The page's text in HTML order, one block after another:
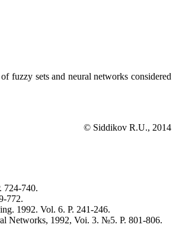
fuzzy sets and neural networks considered
© Siddikov R.U., 2014
724-740.
772.
1992. Vol. 6. P. 241-246.
Networks, 1992, Voi. 3. №5. P. 801-806.